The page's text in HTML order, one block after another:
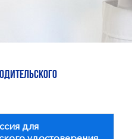
для